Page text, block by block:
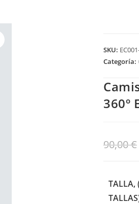
SKU:
Categoría:
360º
90,00€
TALLA,